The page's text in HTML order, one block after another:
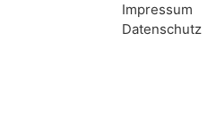
Impressum
Datenschutz